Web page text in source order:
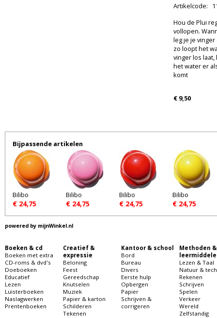
Artikelcode:
Hou de Plui
vollopen.
leg je je
zo loopt het
vinger los
het water er
komt
€ 9,50
Bijpassende artikelen
Bilibo
€ 24,75
Bilibo
€ 24,75
Bilibo
€ 24,75
Bilibo
€ 24,75
powered by mijnWinkel.nl
Boeken & cd
Boeken met extra
CD-roms & dvd's
Doeboeken
Educatief
Lezen
Luisterboeken
Naslagwerken
Prentenboeken
Creatief &
expressie
Beloning
Feest
Gereedschap
Knutselen
Muziek
Papier & karton
Schilderen
Tekenen
Kantoor & school
Bord
Bureau
Divers
Eerste hulp
Opbergen
Papier
Schrijven &
corrigeren
Methoden &
Lezen & Taal
Natuur &
Rekenen
Schrijven
Spelen
Verkeer
Wereld
Zelfstandig